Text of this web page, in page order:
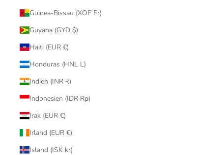
Guinea-Bissau (XOF Fr)
Guyana (GYD $)
Haiti (EUR €)
Honduras (HNL L)
Indien (INR ₹)
Indonesien (IDR Rp)
Irak (EUR €)
Irland (EUR €)
Island (ISK kr)